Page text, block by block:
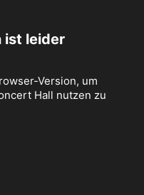
ist leider
Version, um
Hall nutzen zu